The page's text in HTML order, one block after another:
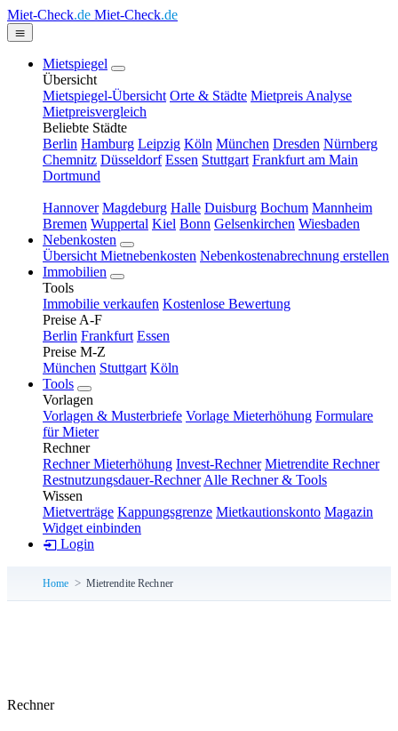
Miet-Check.de Miet-Check.de
Mietspiegel
Übersicht
Mietspiegel-Übersicht Orte & Städte Mietpreis Analyse
Mietpreisvergleich
Beliebte Städte
Berlin Hamburg Leipzig Köln München Dresden Nürnberg
Chemnitz Düsseldorf Essen Stuttgart Frankfurt am Main
Dortmund
Hannover Magdeburg Halle Duisburg Bochum Mannheim
Bremen Wuppertal Kiel Bonn Gelsenkirchen Wiesbaden
Nebenkosten
Übersicht Mietnebenkosten Nebenkostenabrechnung erstellen
Immobilien
Tools
Immobilie verkaufen Kostenlose Bewertung
Preise A-F
Berlin Frankfurt Essen
Preise M-Z
München Stuttgart Köln
Tools
Vorlagen
Vorlagen & Musterbriefe Vorlage Mieterhöhung Formulare
für Mieter
Rechner
Rechner Mieterhöhung Invest-Rechner Mietrendite Rechner
Restnutzungsdauer-Rechner Alle Rechner & Tools
Wissen
Mietverträge Kappungsgrenze Mietkautionskonto Magazin
Widget einbinden
Login
Home Mietrendite Rechner
Rechner